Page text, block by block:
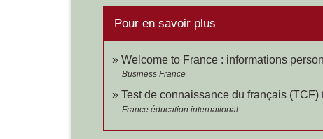
Pour en savoir plus
Welcome to France : informations
Business France
Test de connaissance du français (TCF)
France éducation international